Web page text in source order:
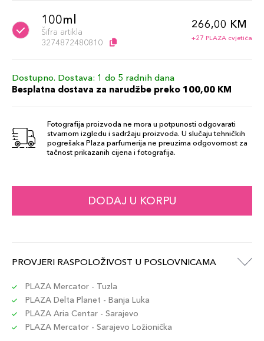
100ml
Šifra artikla
3274872480810
266,00 KM
+27 PLAZA cvjetića
Dostupno. Dostava: 1 do 5 radnih dana
Besplatna dostava za narudžbe preko 100,00 KM
Fotografija proizvoda ne mora u potpunosti odgovarati
stvarnom izgledu i sadržaju proizvoda. U slučaju tehničkih
pogrešaka Plaza parfumerija ne preuzima odgovornost za
tačnost prikazanih cijena i fotografija.
DODAJ U KORPU
PROVJERI RASPOLOŽIVOST U POSLOVNICAMA
PLAZA Mercator - Tuzla
PLAZA Delta Planet - Banja Luka
PLAZA Aria Centar - Sarajevo
PLAZA Mercator - Sarajevo Ložionička